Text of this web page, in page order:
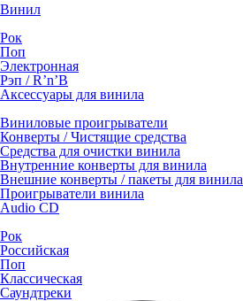
Винил
Рок
Поп
Электронная
Рэп / R’n’B
Аксессуары для винила
Виниловые проигрыватели
Конверты / Чистящие средства
Средства для очистки винила
Внутренние конверты для винила
Внешние конверты / пакеты для винила
Проигрыватели винила
Audio CD
Рок
Российская
Поп
Классическая
Саундтреки